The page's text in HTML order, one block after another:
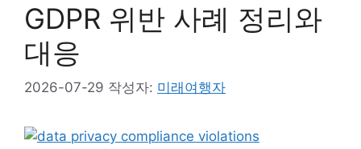
GDPR 위반 사례 정리와
대응
2026-07-29 작성자: 미래여행자